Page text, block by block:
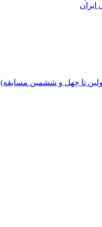
تا چهل‌ و ششمین مسابقه)